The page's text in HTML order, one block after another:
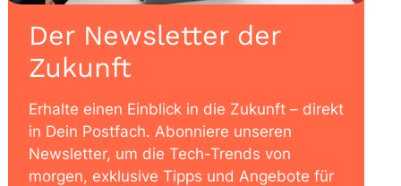
Der Newsletter der
Zukunft
Erhalte einen Einblick in die Zukunft – direkt
in Dein Postfach. Abonniere unseren
Newsletter, um die Tech-Trends von
morgen, exklusive Tipps und Angebote für